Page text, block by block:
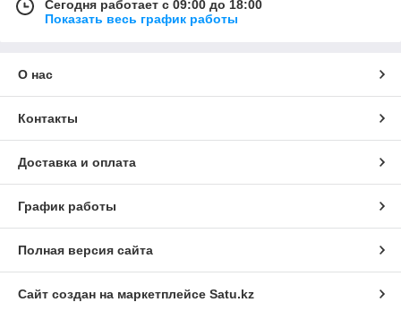
Сегодня работает с 09:00 до 18:00
Показать весь график работы
О нас
Контакты
Доставка и оплата
График работы
Полная версия сайта
Сайт создан на маркетплейсе Satu.kz